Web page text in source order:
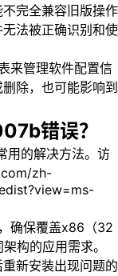
完全兼容旧版操作
法被正确识别和使
来管理软件配置信
除，也可能影响到
错误？
用的解决方法。访
zh-
确保覆盖x86（32
构的应用需求。
新安装出现问题的